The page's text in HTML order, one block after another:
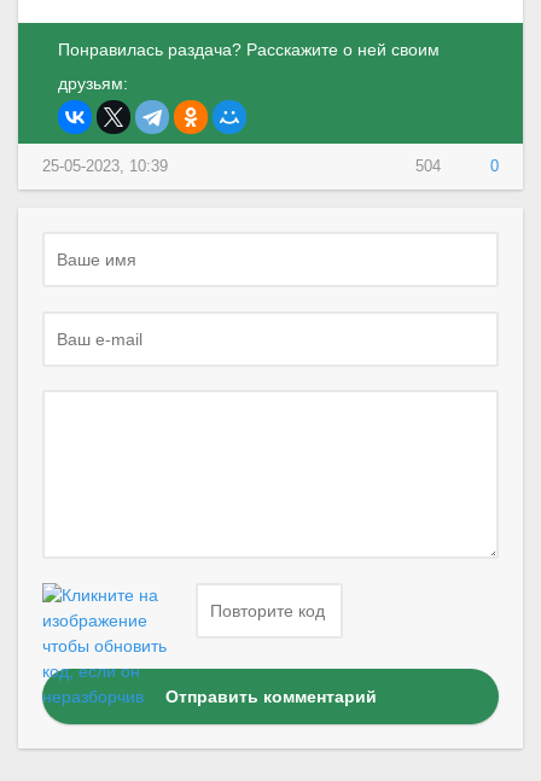
Понравилась раздача? Расскажите о ней своим
друзьям:
504 0
25-05-2023, 10:39
Отправить комментарий